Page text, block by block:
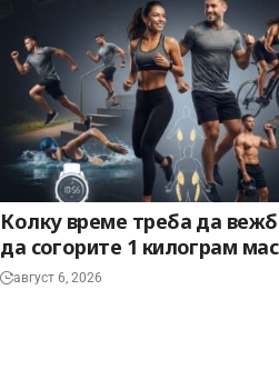
Колку време треба да
да согорите 1 килограм
август 6, 2026